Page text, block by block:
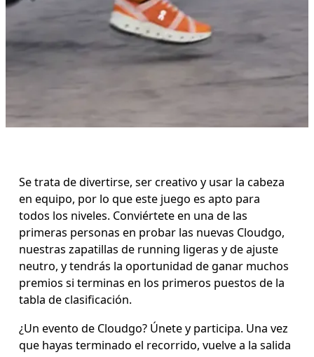
Se trata de divertirse, ser creativo y usar la cabeza
en equipo, por lo que este juego es apto para
todos los niveles. Conviértete en una de las
primeras personas en probar las nuevas Cloudgo,
nuestras zapatillas de running ligeras y de ajuste
neutro, y tendrás la oportunidad de ganar muchos
premios si terminas en los primeros puestos de la
tabla de clasificación.
¿Un evento de Cloudgo? Únete y participa. Una vez
que hayas terminado el recorrido, vuelve a la salida